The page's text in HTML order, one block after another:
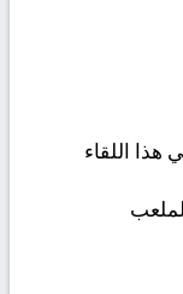
اللقاء